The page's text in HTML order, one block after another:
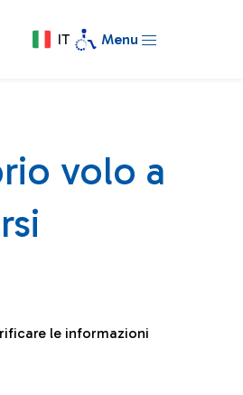
IT Menu
volo a
le informazioni